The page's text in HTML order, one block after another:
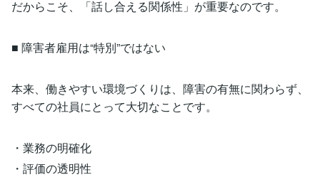
だからこそ、「話し合える関係性」が重要なのです。
■ 障害者雇用は“特別”ではない
本来、働きやすい環境づくりは、障害の有無に関わらず、
すべての社員にとって大切なことです。
・業務の明確化
・評価の透明性